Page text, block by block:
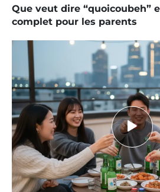
Que veut dire “quoicoubeh”
complet pour les parents